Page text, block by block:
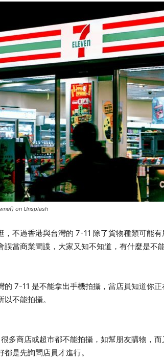
on Unsplash
，不過香港與台灣的 7-11 除了貨物種類可能
誤當商業間諜，大家又知不知道，有什麼是不
的 7-11 是不能拿出手機拍攝，當店員知道你
不能拍攝。
多商店或超市都不能拍攝，如幫朋友購物，
是先詢問店員才進行。